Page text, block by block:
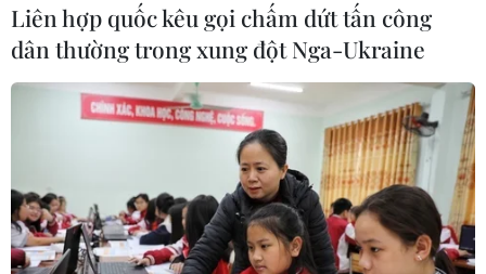
Liên hợp quốc kêu gọi chấm dứt tấn công
dân thường trong xung đột Nga-Ukraine